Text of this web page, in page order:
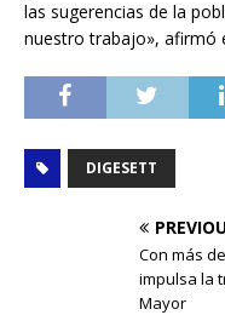
las sugerencias de la
nuestro trabajo», afirmó
DIGESETT
Con más
impulsa la
Mayor